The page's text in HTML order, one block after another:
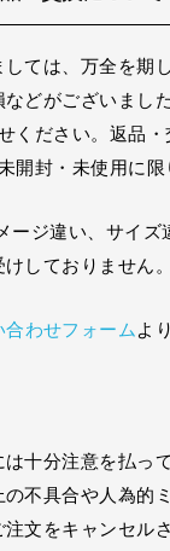
ては、万全を期
どがございまし
ください。返品・
開封・未使用に限
ージ違い、サイズ
しておりません。
合わせフォーム よ
十分注意を払っ
不具合や人為的
文をキャンセル